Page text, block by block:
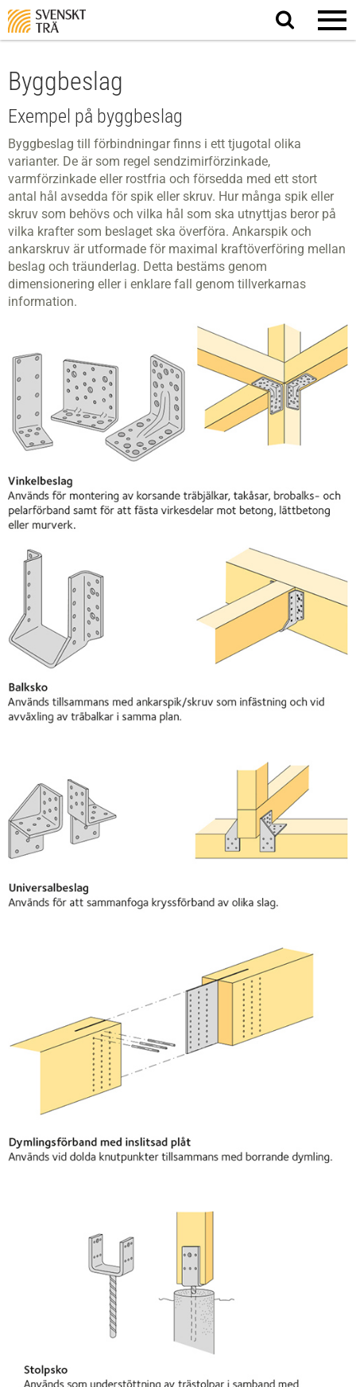
Sök
på
Byggbeslag
Exempel på byggbeslag
Byggbeslag till förbindningar finns i ett tjugotal olika
varianter. De är som regel sendzimirförzinkade,
varmförzinkade eller rostfria och försedda med ett stort
antal hål avsedda för spik eller skruv. Hur många spik eller
skruv som behövs och vilka hål som ska utnyttjas beror på
vilka krafter som beslaget ska överföra. Ankarspik och
ankarskruv är utformade för maximal kraftöverföring mellan
beslag och träunderlag. Detta bestäms genom
dimensionering eller i enklare fall genom tillverkarnas
information.